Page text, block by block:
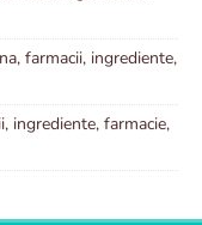
farmacii, ingrediente,
ingrediente, farmacie,